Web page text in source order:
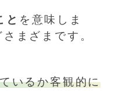
と を意味しま
まざまです。
いるか客観的に